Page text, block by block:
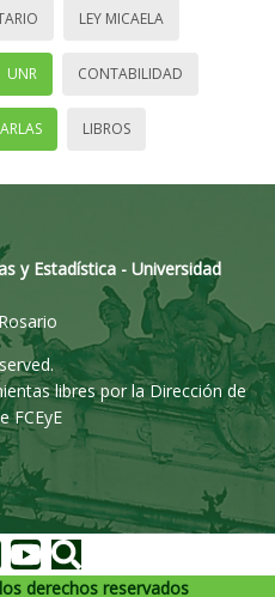
LEY MICAELA
UNR CONTABILIDAD
LIBROS
y Estadística - Universidad
libres por la Dirección de
FCEyE
derechos reservados